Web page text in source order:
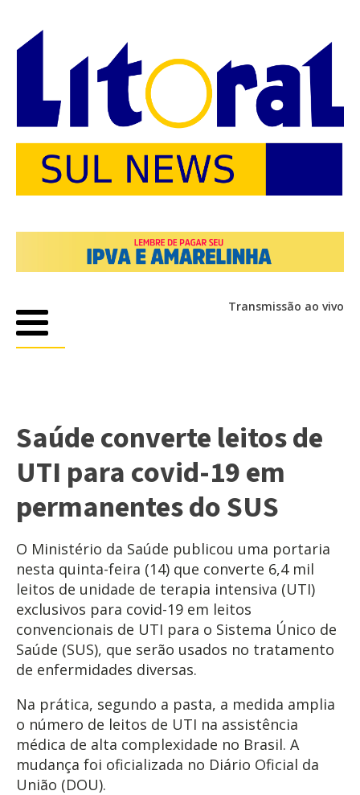
Transmissão ao vivo
Saúde converte leitos de
UTI para covid-19 em
permanentes do SUS
O Ministério da Saúde publicou uma portaria
nesta quinta-feira (14) que converte 6,4 mil
leitos de unidade de terapia intensiva (UTI)
exclusivos para covid-19 em leitos
convencionais de UTI para o Sistema Único de
Saúde (SUS), que serão usados no tratamento
de enfermidades diversas.
Na prática, segundo a pasta, a medida amplia
o número de leitos de UTI na assistência
médica de alta complexidade no Brasil. A
mudança foi oficializada no Diário Oficial da
União (DOU).